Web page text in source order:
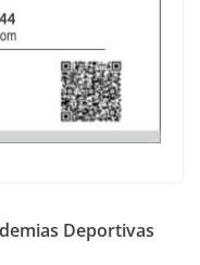
Deportivas